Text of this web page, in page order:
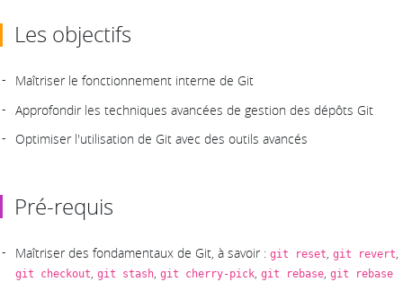
Les objectifs
Maîtriser le fonctionnement interne de Git
Approfondir les techniques avancées de gestion des dépôts Git
Optimiser l'utilisation de Git avec des outils avancés
Pré-requis
Maîtriser des fondamentaux de Git, à savoir : git reset, git revert,
git checkout, git stash, git cherry-pick, git rebase, git rebase